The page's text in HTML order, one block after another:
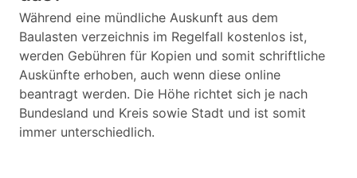
Während eine mündliche Auskunft aus dem
Baulasten verzeichnis im Regelfall kostenlos ist,
werden Gebühren für Kopien und somit schriftliche
Auskünfte erhoben, auch wenn diese online
beantragt werden. Die Höhe richtet sich je nach
Bundesland und Kreis sowie Stadt und ist somit
immer unterschiedlich.